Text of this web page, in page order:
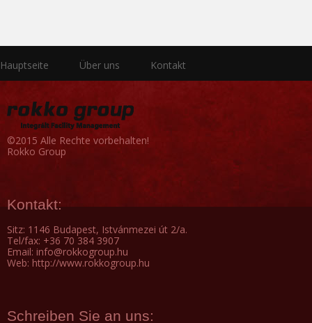
Hauptseite Über uns Kontakt
©2015 Alle Rechte vorbehalten!
Rokko Group
Kontakt:
Sitz: 1146 Budapest, Istvánmezei út 2/a.
Tel/fax: +36 70 384 3907
Email: info@rokkogroup.hu
Web: http://www.rokkogroup.hu
Schreiben Sie an uns: